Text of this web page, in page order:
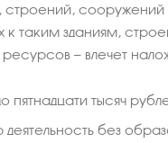
таким зданиям,
— влечет
пятнадцати тысяч
без